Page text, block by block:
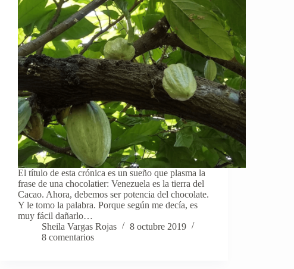
El título de esta crónica es un sueño que plasma la
frase de una chocolatier: Venezuela es la tierra del
Cacao. Ahora, debemos ser potencia del chocolate.
Y le tomo la palabra. Porque según me decía, es
muy fácil dañarlo…
Sheila Vargas Rojas
8 octubre 2019
8 comentarios